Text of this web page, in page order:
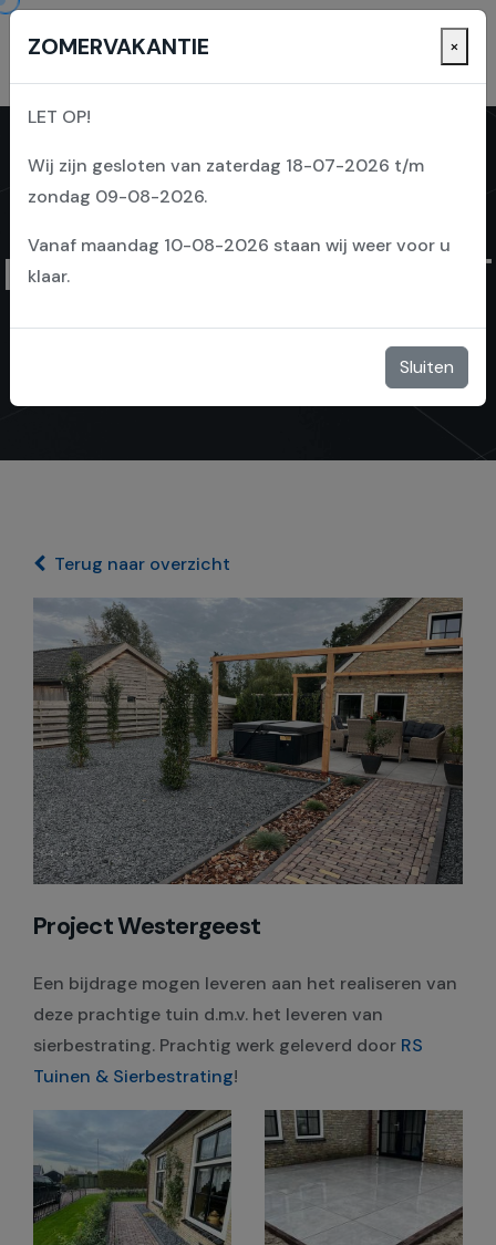
PROJECT WESTERGEEST
Terug naar overzicht
Project Westergeest
Een bijdrage mogen leveren aan het realiseren van
deze prachtige tuin d.m.v. het leveren van
sierbestrating. Prachtig werk geleverd door RS
Tuinen & Sierbestrating!
ZOMERVAKANTIE ×
LET OP!
Wij zijn gesloten van zaterdag 18-07-2026 t/m
zondag 09-08-2026.
Vanaf maandag 10-08-2026 staan wij weer voor u
klaar.
Sluiten